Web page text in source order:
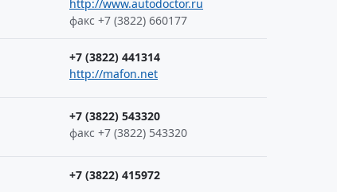
http://www.autodoctor.ru
факс +7 (3822) 660177
+7 (3822) 441314
http://mafon.net
+7 (3822) 543320
факс +7 (3822) 543320
+7 (3822) 415972